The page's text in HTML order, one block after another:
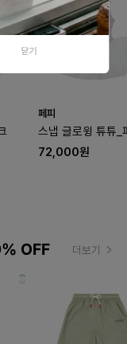
닫기
페피
스냅 글로윙 튜튜_
72,000원
OFF 더보기